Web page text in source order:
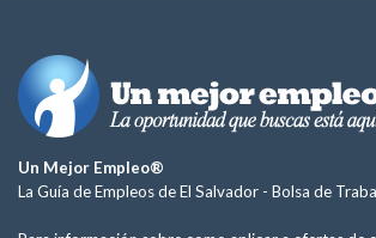
Un Mejor Empleo®
La Guía de Empleos de El Salvador - Bolsa de